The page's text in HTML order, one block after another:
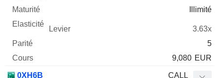
Illimité
3.63x
5
9,080 EUR
0XH6B CALL